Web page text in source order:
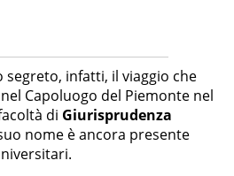
infatti, il viaggio che
Capoluogo del Piemonte nel
di Giurisprudenza
nome è ancora presente